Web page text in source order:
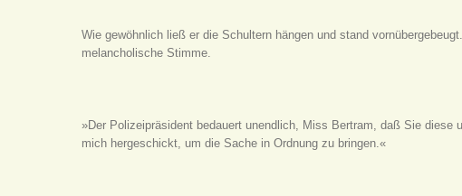
Wie gewöhnlich ließ er die Schultern hängen und stand
melancholische Stimme.
»Der Polizeipräsident bedauert unendlich, Miss Bertram, daß Sie diese
mich hergeschickt, um die Sache in Ordnung zu bringen.«